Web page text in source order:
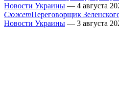
Новости Украины — 4 августа
СюжетПереговорщик
Новости Украины — 3 августа